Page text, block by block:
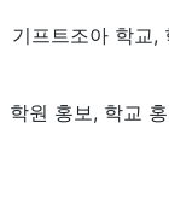
기프트조아 학교,
학원 홍보, 학교